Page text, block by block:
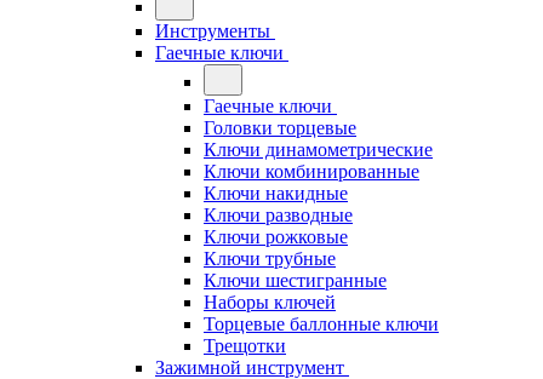
Инструменты
Гаечные ключи
Гаечные ключи
Головки торцевые
Ключи динамометрические
Ключи комбинированные
Ключи накидные
Ключи разводные
Ключи рожковые
Ключи трубные
Ключи шестигранные
Наборы ключей
Торцевые баллонные ключи
Трещотки
Зажимной инструмент